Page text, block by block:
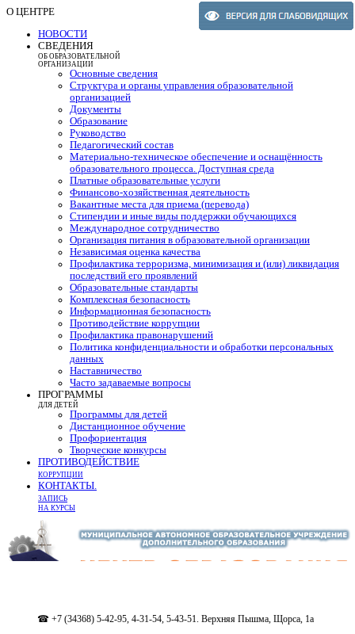
О ЦЕНТРЕ
НОВОСТИ
СВЕДЕНИЯ
ОБ ОБРАЗОВАТЕЛЬНОЙ
ОРГАНИЗАЦИИ
Основные сведения
Структура и органы управления образовательной
организацией
Документы
Образование
Руководство
Педагогический состав
Материально-техническое обеспечение и оснащённость
образовательного процесса. Доступная среда
Платные образовательные услуги
Финансово-хозяйственная деятельность
Вакантные места для приема (перевода)
Стипендии и иные виды поддержки обучающихся
Международное сотрудничество
Организация питания в образовательной организации
Независимая оценка качества
Профилактика терроризма, минимизация и (или) ликвидация
последствий его проявлений
Образовательные стандарты
Комплексная безопасность
Информационная безопасность
Противодействие коррупции
Профилактика правонарушений
Политика конфиденциальности и обработки персональных
данных
Наставничество
Часто задаваемые вопросы
ПРОГРАММЫ
ДЛЯ ДЕТЕЙ
Программы для детей
Дистанционное обучение
Профориентация
Творческие конкурсы
ПРОТИВОДЕЙСТВИЕ
КОРРУПЦИИ
КОНТАКТЫ.
ЗАПИСЬ
НА КУРСЫ
☎ +7 (34368) 5-42-95, 4-31-54, 5-43-51. Верхняя Пышма, Щорса, 1а